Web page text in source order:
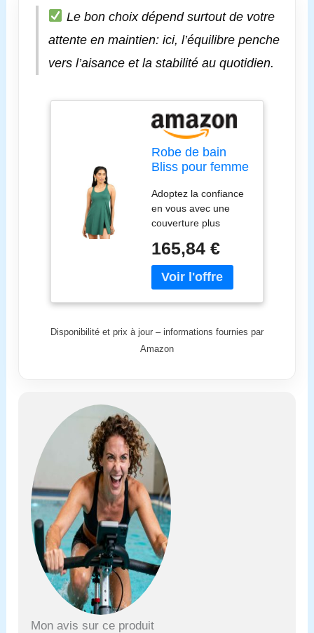
Le bon choix dépend surtout de votre
attente en maintien: ici, l’équilibre penche
vers l’aisance et la stabilité au quotidien.
Robe de bain
Bliss pour femme
Dos nageur |
Bretelles
réglables | UPF
40+ | Bonnets
intégrés, Vert
émeraude Gargi,
48
Adoptez la confiance
en vous avec une
couverture plus
sacrifier les reflets.
Les fentes ludiques
sont chics et facilitent
éliminent les tracas
constants. Améliorez
ajustement parfait
avec des bretelles
personnalisables,
sans creusement.
Idéal pour les activités
de piscine ou de
plage, conçu pour
résister aux effets du
chlore. Restez
protégé contre les
UPF 40+.
165,84 €
Disponibilité et prix à jour – informations fournies par
Amazon
Mon avis sur ce produit